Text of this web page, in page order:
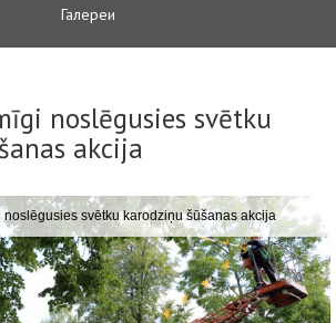
Галереи
noslēgusies svētku
akcija
noslēgusies svētku karodziņu šūšanas akcija